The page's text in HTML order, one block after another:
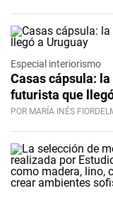
Especial interiorismo
Casas cápsula:
futurista que
POR MARÍA INÉS